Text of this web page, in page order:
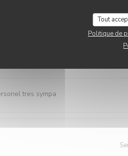
Tout
Politique de
tres sympa